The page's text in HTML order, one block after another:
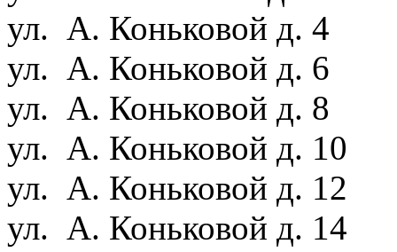
ул. А. Коньковой д. 4
ул. А. Коньковой д. 6
ул. А. Коньковой д. 8
ул. А. Коньковой д. 10
ул. А. Коньковой д. 12
ул. А. Коньковой д. 14